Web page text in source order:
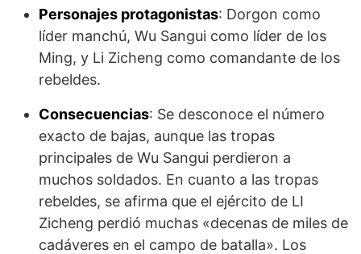
Personajes protagonistas: Dorgon como
líder manchú, Wu Sangui como líder de los
Ming, y Li Zicheng como comandante de los
rebeldes.
Consecuencias: Se desconoce el número
exacto de bajas, aunque las tropas
principales de Wu Sangui perdieron a
muchos soldados. En cuanto a las tropas
rebeldes, se afirma que el ejército de LI
Zicheng perdió muchas «decenas de miles de
cadáveres en el campo de batalla». Los